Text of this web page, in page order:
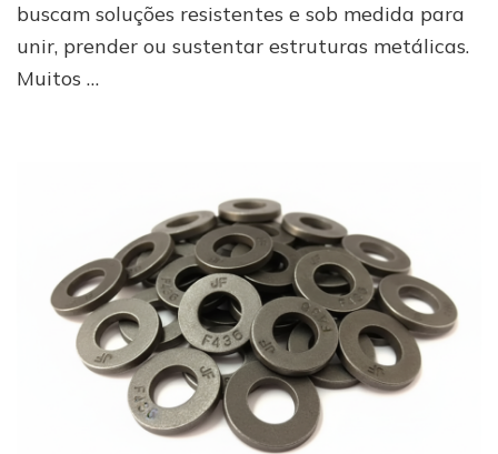
buscam soluções resistentes e sob medida para
unir, prender ou sustentar estruturas metálicas.
Muitos …